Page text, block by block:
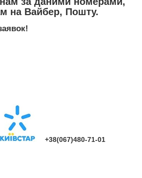
на Вайбер, Пошту.
+38(067)480-71-01